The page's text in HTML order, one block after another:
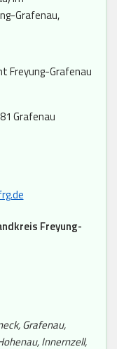
Grafenau,
Freyung-Grafenau
Grafenau
Freyung-
Grafenau,
Innernzell,